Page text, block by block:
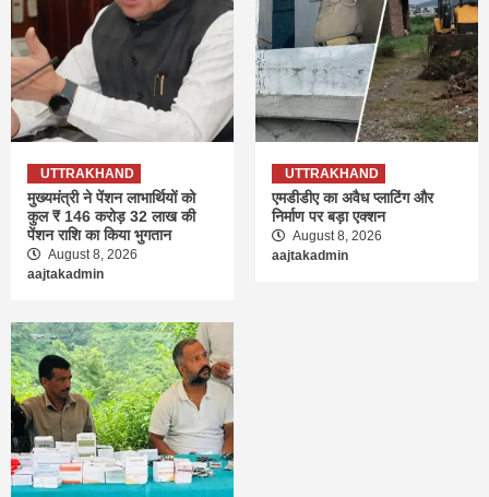
UTTRAKHAND
मुख्यमंत्री ने पेंशन लाभार्थियों को
कुल ₹ 146 करोड़ 32 लाख की
पेंशन राशि का किया भुगतान
August 8, 2026
aajtakadmin
UTTRAKHAND
एमडीडीए का अवैध प्लाटिंग और
निर्माण पर बड़ा एक्शन
August 8, 2026
aajtakadmin